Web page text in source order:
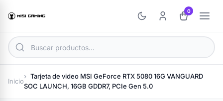
0
Inicio
Tarjeta de video MSI GeForce RTX 5080 16G VANGUARD
SOC LAUNCH, 16GB GDDR7, PCIe Gen 5.0